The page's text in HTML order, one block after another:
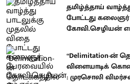
தமிழ்த்தாய்
போட்டது கலைஞர்
கோவி.செழியன்
“Delimitation-ன்
விளையாடிக்
: முரசொலி